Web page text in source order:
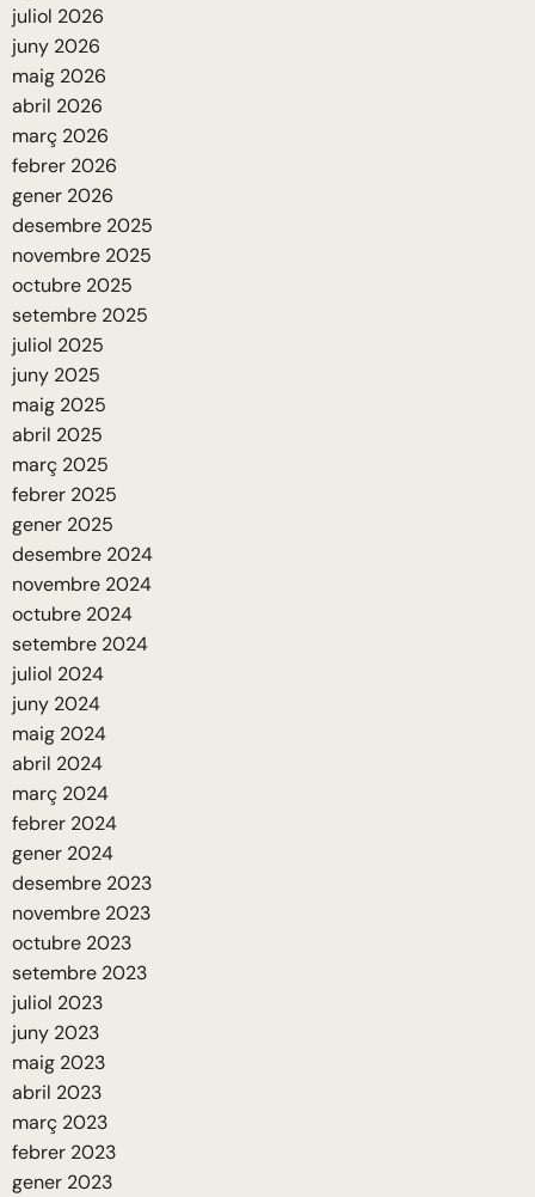
juliol 2026
juny 2026
maig 2026
abril 2026
març 2026
febrer 2026
gener 2026
desembre 2025
novembre 2025
octubre 2025
setembre 2025
juliol 2025
juny 2025
maig 2025
abril 2025
març 2025
febrer 2025
gener 2025
desembre 2024
novembre 2024
octubre 2024
setembre 2024
juliol 2024
juny 2024
maig 2024
abril 2024
març 2024
febrer 2024
gener 2024
desembre 2023
novembre 2023
octubre 2023
setembre 2023
juliol 2023
juny 2023
maig 2023
abril 2023
març 2023
febrer 2023
gener 2023